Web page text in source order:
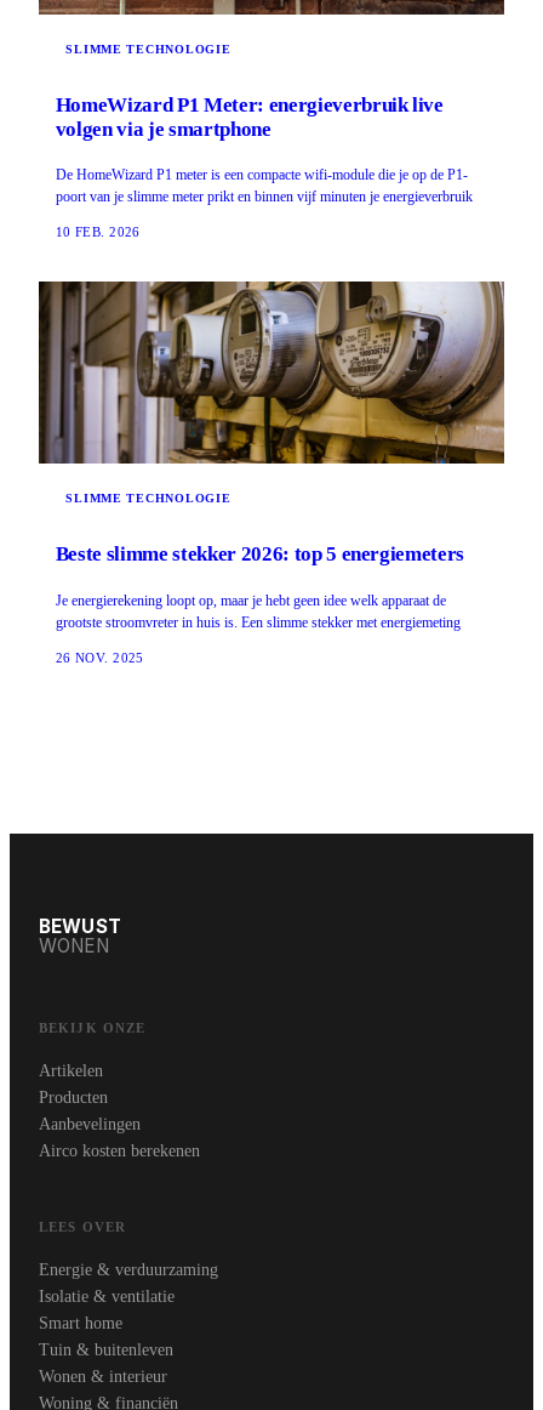
SLIMME TECHNOLOGIE
HomeWizard P1 Meter: energieverbruik live
volgen via je smartphone
De HomeWizard P1 meter is een compacte wifi-module die je op de P1-
poort van je slimme meter prikt en binnen vijf minuten je energieverbruik
10 FEB. 2026
SLIMME TECHNOLOGIE
Beste slimme stekker 2026: top 5 energiemeters
Je energierekening loopt op, maar je hebt geen idee welk apparaat de
grootste stroomvreter in huis is. Een slimme stekker met energiemeting
26 NOV. 2025
BEWUST
WONEN
BEKIJK ONZE
Artikelen
Producten
Aanbevelingen
Airco kosten berekenen
LEES OVER
Energie & verduurzaming
Isolatie & ventilatie
Smart home
Tuin & buitenleven
Wonen & interieur
Woning & financiën